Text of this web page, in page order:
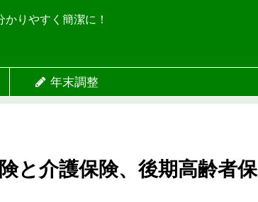
りやすく簡潔に！
年末調整
と介護保険、後期高齢者保